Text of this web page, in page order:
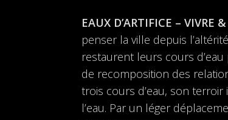
EAUX D’ARTIFICE – VIVRE
penser la ville depuis
restaurent leurs cours
de recomposition des
trois cours d’eau, son
l’eau. Par un léger